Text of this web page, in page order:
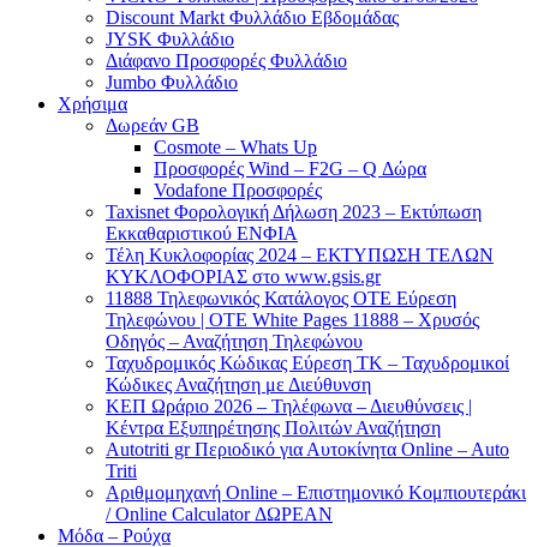
Discount Markt Φυλλάδιο Εβδομάδας
JYSK Φυλλάδιο
Διάφανο Προσφορές Φυλλάδιο
Jumbo Φυλλάδιο
Χρήσιμα
Δωρεάν GB
Cosmote – Whats Up
Προσφορές Wind – F2G – Q Δώρα
Vodafone Προσφορές
Taxisnet Φορολογική Δήλωση 2023 – Εκτύπωση
Εκκαθαριστικού EΝΦΙΑ
Τέλη Kυκλοφορίας 2024 – ΕΚΤΥΠΩΣΗ ΤΕΛΩΝ
ΚΥΚΛΟΦΟΡΙΑΣ στο www.gsis.gr
11888 Τηλεφωνικός Κατάλογος ΟΤΕ Εύρεση
Τηλεφώνου | OTE White Pages 11888 – Χρυσός
Οδηγός – Αναζήτηση Τηλεφώνου
Ταχυδρομικός Κώδικας Εύρεση ΤΚ – Ταχυδρομικοί
Κώδικες Αναζήτηση με Διεύθυνση
ΚΕΠ Ωράριο 2026 – Τηλέφωνα – Διευθύνσεις |
Κέντρα Εξυπηρέτησης Πολιτών Αναζήτηση
Autotriti gr Περιοδικό για Αυτοκίνητα Online – Auto
Triti
Αριθμομηχανή Online – Επιστημονικό Κομπιουτεράκι
/ Online Calculator ΔΩΡΕΑΝ
Μόδα – Ρούχα